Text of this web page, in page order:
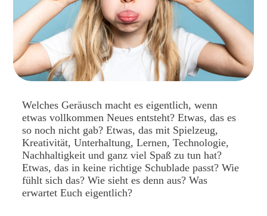
Welches Geräusch macht es eigentlich, wenn
etwas vollkommen Neues entsteht? Etwas, das es
so noch nicht gab? Etwas, das mit Spielzeug,
Kreativität, Unterhaltung, Lernen, Technologie,
Nachhaltigkeit und ganz viel Spaß zu tun hat?
Etwas, das in keine richtige Schublade passt? Wie
fühlt sich das? Wie sieht es denn aus? Was
erwartet Euch eigentlich?